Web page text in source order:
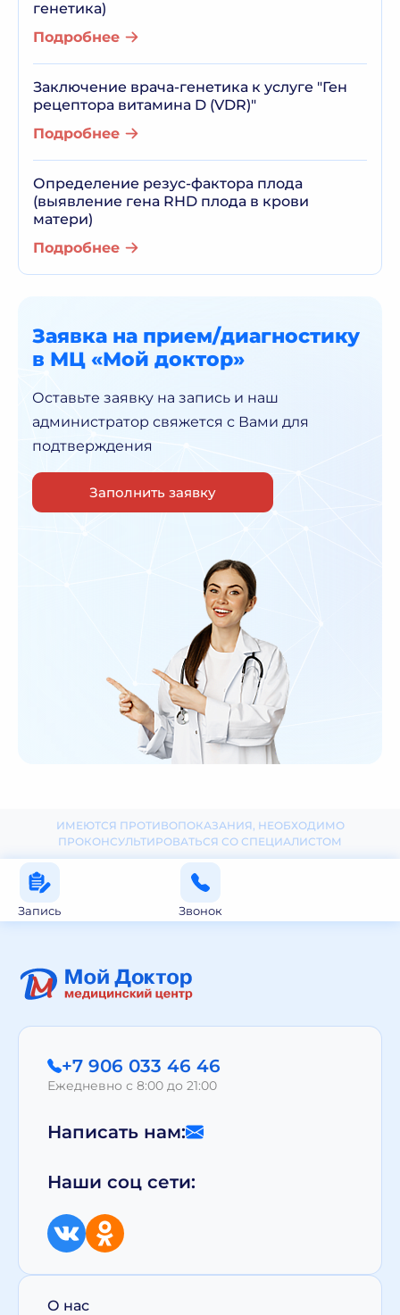
генетика)
Подробнее
Заключение врача-генетика к услуге "Ген
рецептора витамина D (VDR)"
Подробнее
Определение резус-фактора плода
(выявление гена RHD плода в крови
матери)
Подробнее
Заявка на прием/диагностику
в МЦ «Мой доктор»
Оставьте заявку на запись и наш
администратор свяжется с Вами для
подтверждения
Заполнить заявку
ИМЕЮТСЯ ПРОТИВОПОКАЗАНИЯ, НЕОБХОДИМО
ПРОКОНСУЛЬТИРОВАТЬСЯ СО СПЕЦИАЛИСТОМ
Запись Звонок
+7 906 033 46 46
Ежедневно с 8:00 до 21:00
Написать нам:
Наши соц сети:
О нас